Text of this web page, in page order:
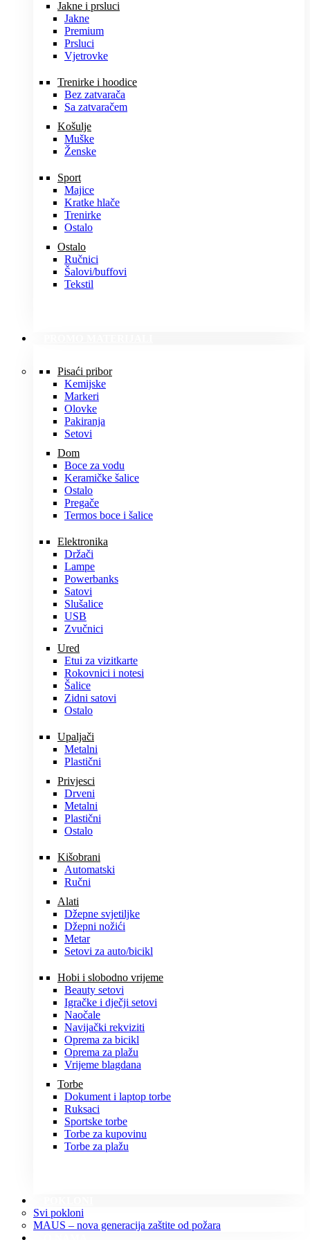
Jakne i prsluci
Jakne
Premium
Prsluci
Vjetrovke
Trenirke i hoodice
Bez zatvarača
Sa zatvaračem
Košulje
Muške
Ženske
Sport
Majice
Kratke hlače
Trenirke
Ostalo
Ostalo
Ručnici
Šalovi/buffovi
Tekstil
Pisaći pribor
Kemijske
Markeri
Olovke
Pakiranja
Setovi
Dom
Boce za vodu
Keramičke šalice
Ostalo
Pregače
Termos boce i šalice
Elektronika
Držači
Lampe
Powerbanks
Satovi
Slušalice
USB
Zvučnici
Ured
Etui za vizitkarte
Rokovnici i notesi
Šalice
Zidni satovi
Ostalo
Upaljači
Metalni
Plastični
Privjesci
Drveni
Metalni
Plastični
Ostalo
Kišobrani
Automatski
Ručni
Alati
Džepne svjetiljke
Džepni nožići
Metar
Setovi za auto/bicikl
Hobi i slobodno vrijeme
Beauty setovi
Igračke i dječji setovi
Naočale
Navijački rekviziti
Oprema za bicikl
Oprema za plažu
Vrijeme blagdana
Torbe
Dokument i laptop torbe
Ruksaci
Sportske torbe
Torbe za kupovinu
Torbe za plažu
Svi pokloni
MAUS – nova generacija zaštite od požara